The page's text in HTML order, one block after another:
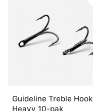
Guideline Treble Hook
Heavy 10-pak